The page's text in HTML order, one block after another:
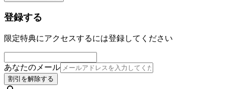
登録する
限定特典にアクセスするには登録してください
あなたのメール
割引を解除する